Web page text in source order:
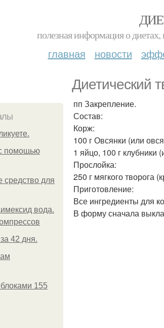
полезная информация о
главная новости
Диетический
с помощью
для
вода.
42 дня.
155
пп Закрепление.
Состав:
Корж:
100 г Овсянки (или
1 яйцо, 100 г
Прослойка:
250 г мягкого творога
Приготовление:
Все ингредиенты для
В форму сначала